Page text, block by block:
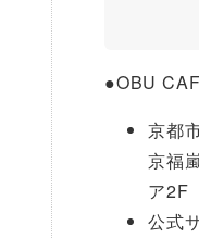
●OBU
京都
京福
ア2F
公式